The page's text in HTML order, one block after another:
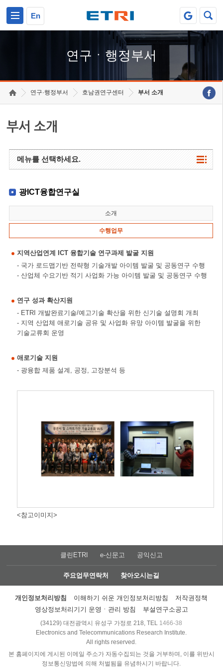
En
연구ㆍ행정부서
연구·행정부서 호남권연구센터 부서 소개
부서 소개
메뉴를 선택하세요.
광ICT융합연구실
소개
수행업무
지역산업연계 ICT 융합기술 연구과제 발굴 지원
- 국가 로드맵기반 전략형 기술개발 아이템 발굴 및 공동연구 수행
- 산업체 수요기반 적기 사업화 가능 아이템 발굴 및 공동연구 수행
연구 성과 확산지원
- ETRI 개발완료기술/예고기술 확산을 위한 신기술 설명회 개최
- 지역 산업체 애로기술 공유 및 사업화 유망 아이템 발굴을 위한
기술교류회 운영
애로기술 지원
- 광융합 제품 설계, 공정, 고장분석 등
<참고이미지>
클린ETRI e-신문고 공익신고
주요업무연락처 찾아오시는길
개인정보처리방침 이해하기 쉬운 개인정보처리방침
저작권정책
영상정보처리기기 운영ㆍ관리 방침
부설연구소공고
(34129) 대전광역시 유성구 가정로 218, TEL 1466-38
Electronics and Telecommunications Research Institute.
All rights reserved.
본 홈페이지에 게시된 이메일 주소가 자동수집되는 것을 거부하며, 이를 위반시
정보통신망법에 의해 처벌됨을 유념하시기 바랍니다.